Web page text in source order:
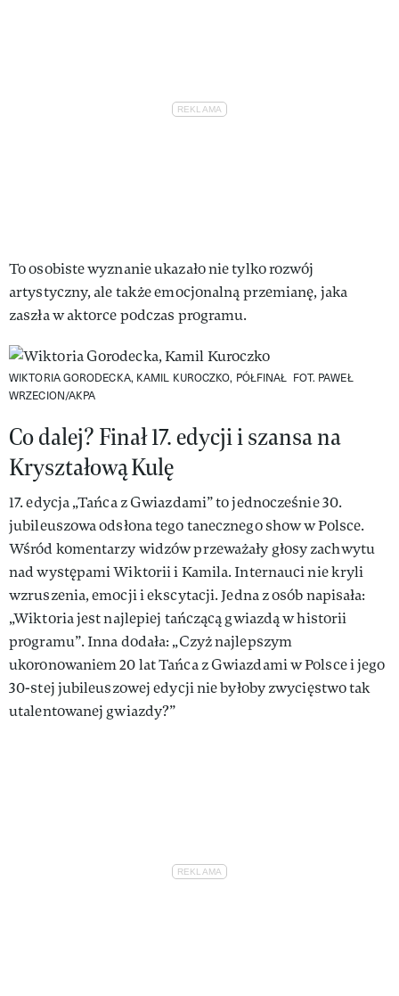
To osobiste wyznanie ukazało nie tylko rozwój
artystyczny, ale także emocjonalną przemianę, jaka
zaszła w aktorce podczas programu.
WIKTORIA GORODECKA, KAMIL KUROCZKO, PÓŁFINAŁ FOT. PAWEŁ
WRZECION/AKPA
Co dalej? Finał 17. edycji i szansa na
Kryształową Kulę
17. edycja „Tańca z Gwiazdami” to jednocześnie 30.
jubileuszowa odsłona tego tanecznego show w Polsce.
Wśród komentarzy widzów przeważały głosy zachwytu
nad występami Wiktorii i Kamila. Internauci nie kryli
wzruszenia, emocji i ekscytacji. Jedna z osób napisała:
„Wiktoria jest najlepiej tańczącą gwiazdą w historii
programu”. Inna dodała: „Czyż najlepszym
ukoronowaniem 20 lat Tańca z Gwiazdami w Polsce i jego
30-stej jubileuszowej edycji nie byłoby zwycięstwo tak
utalentowanej gwiazdy?”